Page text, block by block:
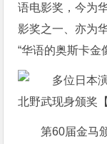
语电影奖，今为
影奖之一、亦为
“华语的奥斯卡金
第60届金马